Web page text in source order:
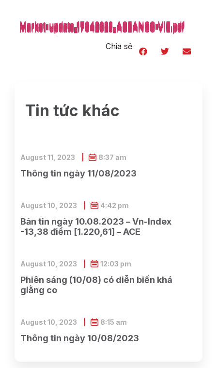
Market-update_17042023_ASEANSC-VIE.pdf
Market-update_17042023_ASEANSC-VIE.pdf
Market-update_17042023_ASEANSC-VIE.pdf
Market-update_17042023_ASEANSC-VIE.pdf
Market-update_17042023_ASEANSC-VIE.pdf
Market-update_17042023_ASEANSC-VIE.pdf
Market-update_17042023_ASEANSC-VIE.pdf
Market-update_17042023_ASEANSC-VIE.pdf
Market-update_17042023_ASEANSC-VIE.pdf
Market-update_17042023_ASEANSC-VIE.pdf
Market-update_17042023_ASEANSC-VIE.pdf
Market-update_17042023_ASEANSC-VIE.pdf
Chia sẻ
Tin tức khác
Thông tin ngày 11/08/2023
August 11, 2023 8:37 am
Bản tin ngày 10.08.2023 – Vn-Index
-13,38 điểm [1.220,61] – ACE
August 10, 2023 4:42 pm
Phiên sáng (10/08) có diễn biến khá
giằng co
August 10, 2023 12:03 pm
Thông tin ngày 10/08/2023
August 10, 2023 8:15 am